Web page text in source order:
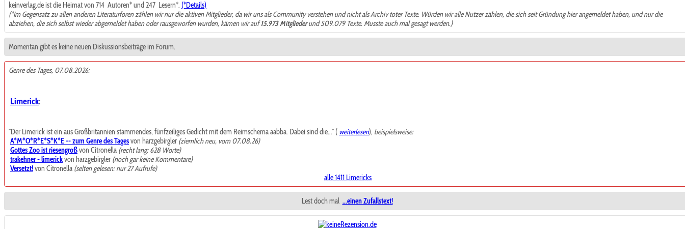
keinverlag.de ist die Heimat von 714 Autoren* und 247 Lesern*. (*Details)
(*Im Gegensatz zu allen anderen Literaturforen zählen wir nur die aktiven Mitglieder, da wir uns als Community verstehen und nicht als Archiv toter Texte. Würden wir alle Nutzer zählen, die sich seit Gründung hier angemeldet haben, und nur die
abziehen, die sich selbst wieder abgemeldet haben oder rausgeworfen wurden, kämen wir auf15.973 Mitgliederund 509.079 Texte. Musste auch mal gesagt werden.)
Momentan gibt es keine neuen Diskussionsbeiträge im Forum.
Genre des Tages, 07.08.2026:
Limerick:
"Der Limerick ist ein aus Großbritannien stammendes, fünfzeiliges Gedicht mit dem Reimschema aabba. Dabei sind die..." ( weiterlesen),beispielsweise:
A*M*O*R*E*S*K*E -- zum Genre des Tagesvon harzgebirgler (ziemlich neu, vom 07.08.26)
Gottes Zoo ist riesengroßvon Citronella (recht lang: 628 Worte)
trakehner - limerickvon harzgebirgler (noch gar keine Kommentare)
Versetzt!von Citronella (selten gelesen: nur 27 Aufrufe)
alle 1411 Limericks
Lest doch mal ...einen Zufallstext!